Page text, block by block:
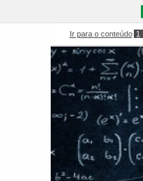
Ir para o conteúdo 1